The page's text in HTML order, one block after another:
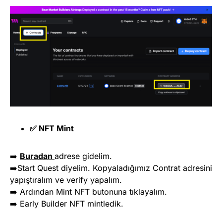
✅ NFT Mint
➡️ Buradan adrese gidelim.
➡️Start Quest diyelim. Kopyaladığımız Contrat adresini
yapıştıralım ve verify yapalım.
➡️ Ardından Mint NFT butonuna tıklayalım.
➡️ Early Builder NFT mintledik.